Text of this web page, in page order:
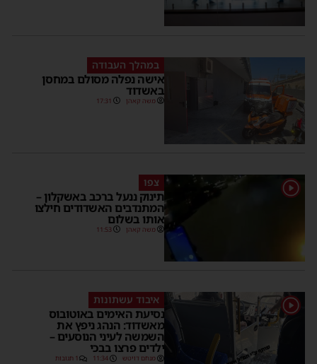
במהלך העבודה
אישה נפלה מסולם במחסן
באשדוד
משה קאהן 17:31
1 צפו
תינוק ננעל ברכב באשקלון –
המתנדבים האשדודים חילצו
אותו בשלום
משה קאהן 11:53
1 איבוד עשתונות
נסיעת האימים באוטובוס
מאשדוד: הנהג ניפץ את
השמשה לעיני הנוסעים –
ילדים פרצו בבכי
מנחם דויטש 11:34 1 תגובות